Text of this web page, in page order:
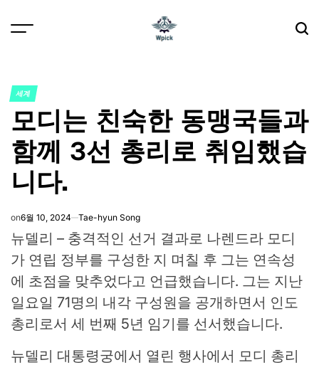
POSTED
IN
세계
모디는 친숙한 동맹국들과
함께 3선 총리로 취임했습
니다.
on6월 10, 2024 Tae-hyun Song
뉴델리 – 충격적인 선거 결과로 나렌드라 모디
가 연립 정부를 구성한 지 며칠 후 그는 연속성
에 초점을 맞추었다고 언급했습니다. 그는 지난
일요일 71명의 내각 구성원을 공개하면서 인도
총리로서 세 번째 5년 임기를 선서했습니다.
뉴델리 대통령궁에서 열린 행사에서 모디 총리